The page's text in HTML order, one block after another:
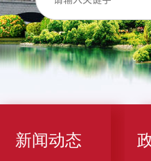
新闻动态